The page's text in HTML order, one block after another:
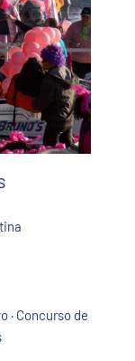
· Concurso de